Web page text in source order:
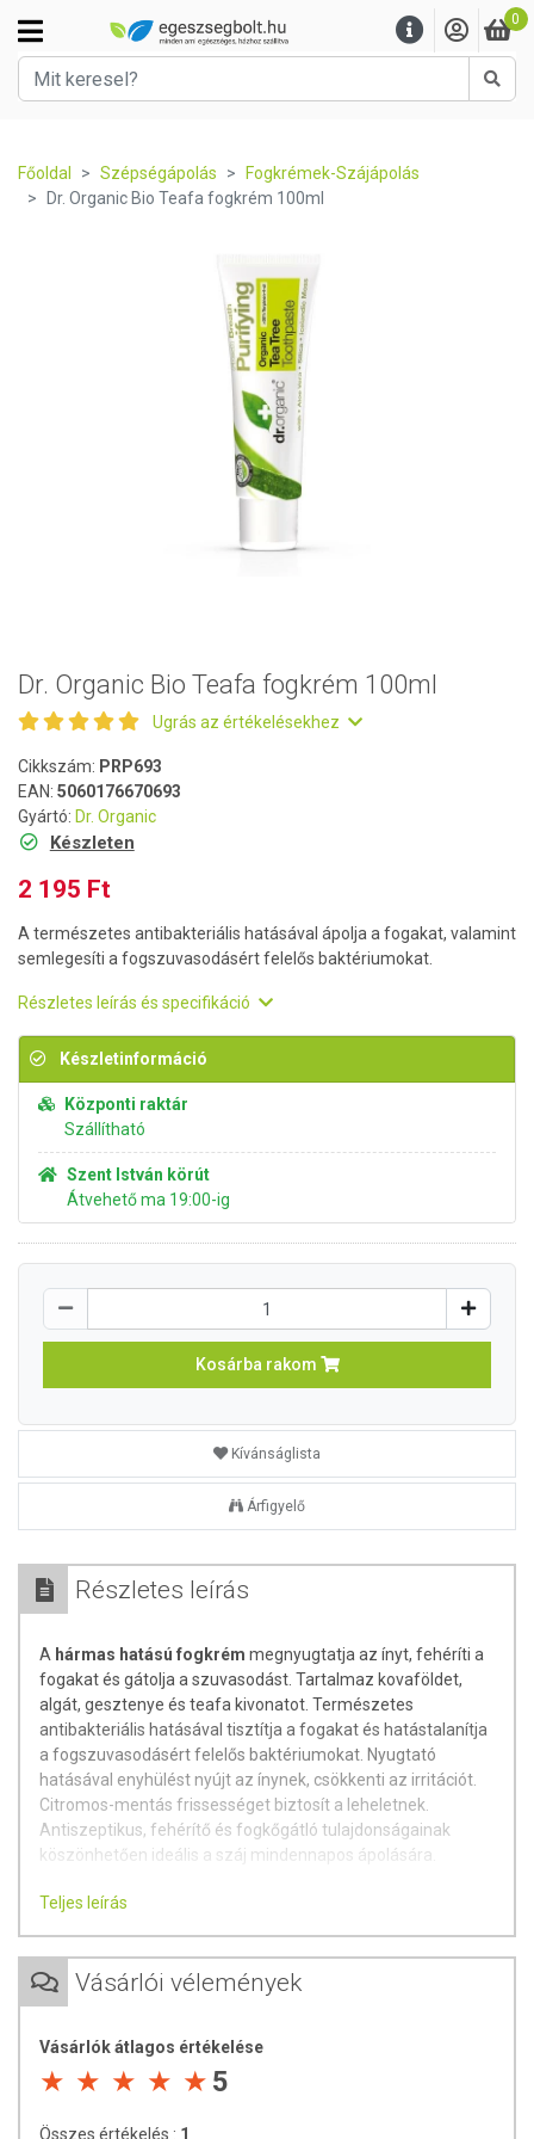
0
Főoldal Szépségápolás
Fogkrémek-Szájápolás
Dr. Organic Bio Teafa fogkrém 100ml
Dr. Organic Bio Teafa fogkrém 100ml
Ugrás az értékelésekhez
Cikkszám: PRP693
EAN: 5060176670693
Gyártó: Dr. Organic
Készleten
2 195 Ft
A természetes antibakteriális hatásával ápolja a fogakat, valamint
semlegesíti a fogszuvasodásért felelős baktériumokat.
Részletes leírás és specifikáció
Készletinformáció
Központi raktár
Szállítható
Szent István körút
Átvehető ma 19:00-ig
Kosárba rakom
Kívánságlista
Árfigyelő
Részletes leírás
A hármas hatású fogkrém megnyugtatja az ínyt, fehéríti a
fogakat és gátolja a szuvasodást. Tartalmaz kovaföldet,
algát, gesztenye és teafa kivonatot. Természetes
antibakteriális hatásával tisztítja a fogakat és hatástalanítja
a fogszuvasodásért felelős baktériumokat. Nyugtató
hatásával enyhülést nyújt az ínynek, csökkenti az irritációt.
Citromos-mentás frissességet biztosít a leheletnek.
Antiszeptikus, fehérítő és fogkőgátló tulajdonságainak
köszönhetően ideális a száj mindennapos ápolására.
Bioaktív, természetes, bio összetevők:
Vadgesztenye: természetes ínyvédő hatás
Kova (szilícium-dioxid): természetes fehérítő
Izlandi zuzmó: természetes fehérítő
Mentol: természetes frissítő íz
Teljes leírás
Vásárlói vélemények
Vásárlók átlagos értékelése
5
Összes értékelés : 1